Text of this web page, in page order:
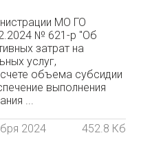
МО ГО
№ 621-р "Об
затрат на
услуг,
объема субсидии
выполнения
...
2024 452.8 Кб